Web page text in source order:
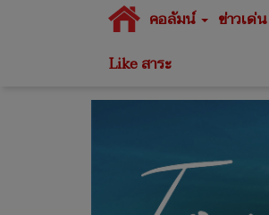
คอลัมน์ ข่าวเด่น
Like สาระ